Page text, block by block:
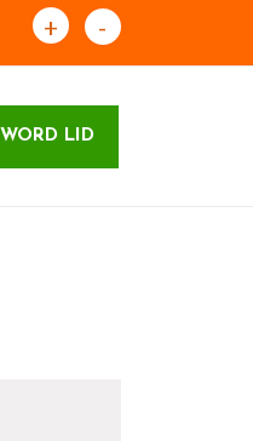
+ -
WORD LID